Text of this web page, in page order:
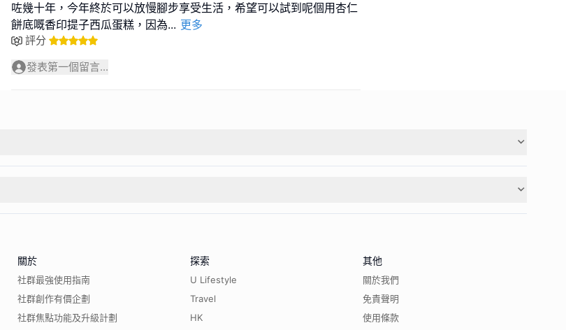
咗幾十年，今年終於可以放慢腳步享受生活，希望可以試到呢個用杏仁
餅底嘅香印提子西瓜蛋糕，因為... 更多
評分
發表第一個留言...
關於
社群最強使用指南
社群創作有價企劃
社群焦點功能及升級計劃
探索
U Lifestyle
Travel
HK
其他
關於我們
免責聲明
使用條款